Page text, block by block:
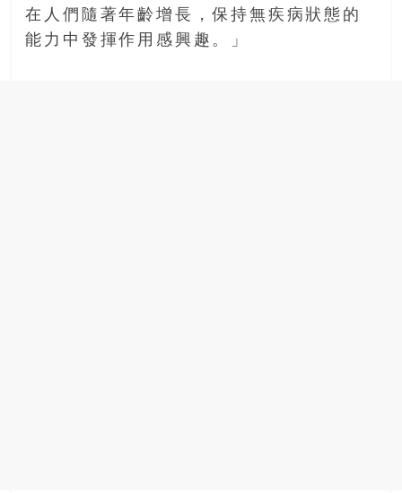
在人們隨著年齡增長，保持無疾病狀態的
能力中發揮作用感興趣。」